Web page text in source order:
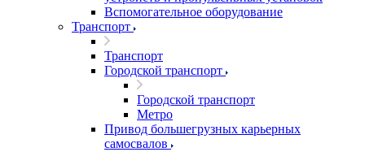
Вспомогательное оборудование
Транспорт
Транспорт
Городской транспорт
Городской транспорт
Метро
Привод большегрузных карьерных
самосвалов